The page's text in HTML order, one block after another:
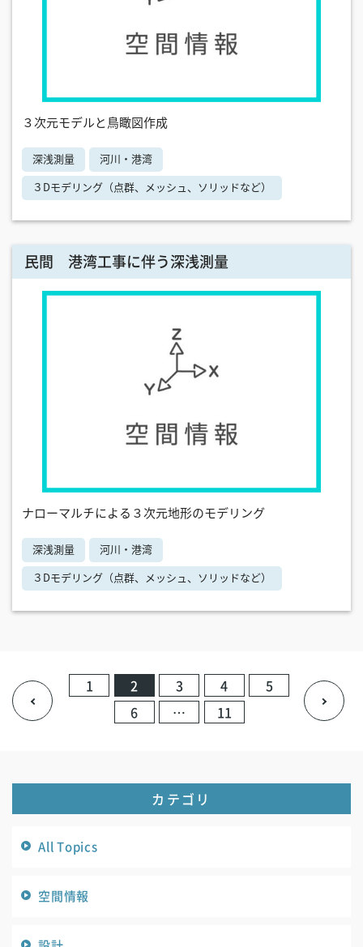
３次元モデルと鳥瞰図作成
深浅測量 河川・港湾
３Dモデリング（点群、メッシュ、ソリッドなど）
民間 港湾工事に伴う深浅測量
ナローマルチによる３次元地形のモデリング
深浅測量 河川・港湾
３Dモデリング（点群、メッシュ、ソリッドなど）
1 2 3 4
5
6
… 11
カテゴリ
All Topics
空間情報